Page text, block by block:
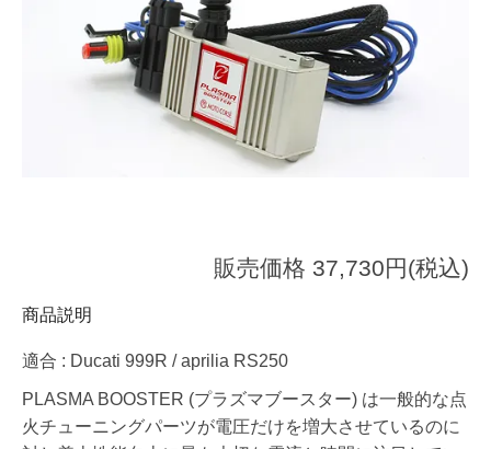
販売価格 37,730円(税込)
商品説明
適合 : Ducati 999R / aprilia RS250
PLASMA BOOSTER (プラズマブースター) は一般的な点
火チューニングパーツが電圧だけを増大させているのに